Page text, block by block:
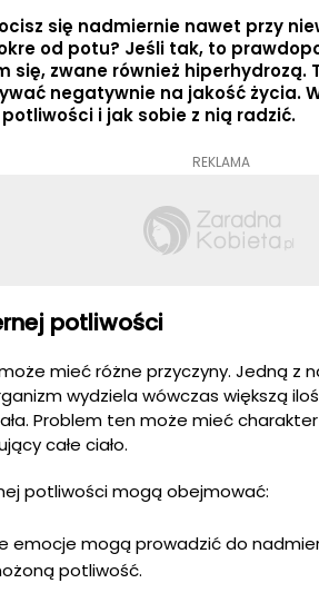
się nadmiernie nawet przy
od potu? Jeśli tak, to
się, zwane również hiperhydrozą.
negatywnie na jakość życia.
i jak sobie z nią radzić.
REKLAMA
potliwości
mieć różne przyczyny. Jedną z
wydziela wówczas większą
Problem ten może mieć
całe ciało.
potliwości mogą obejmować:
emocje mogą prowadzić do
potliwość.